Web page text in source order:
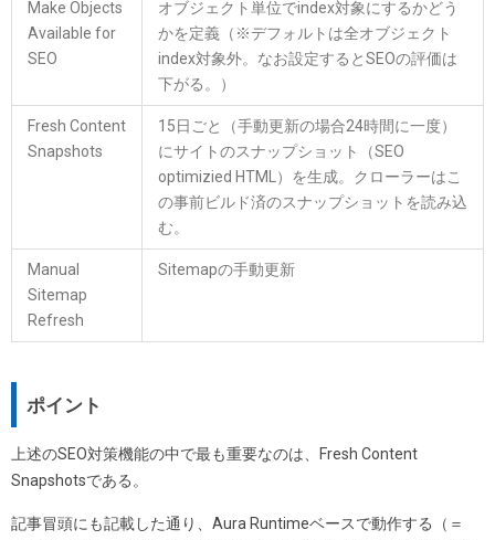
Make Objects
Available for
SEO
オブジェクト単位でindex対象にするかどう
かを定義（※デフォルトは全オブジェクト
index対象外。なお設定するとSEOの評価は
下がる。）
Fresh Content
Snapshots
15日ごと（手動更新の場合24時間に一度）
にサイトのスナップショット（SEO
optimizied HTML）を生成。クローラーはこ
の事前ビルド済のスナップショットを読み込
む。
Manual
Sitemap
Refresh
Sitemapの手動更新
ポイント
上述のSEO対策機能の中で最も重要なのは、Fresh Content
Snapshotsである。
記事冒頭にも記載した通り、Aura Runtimeベースで動作する（＝